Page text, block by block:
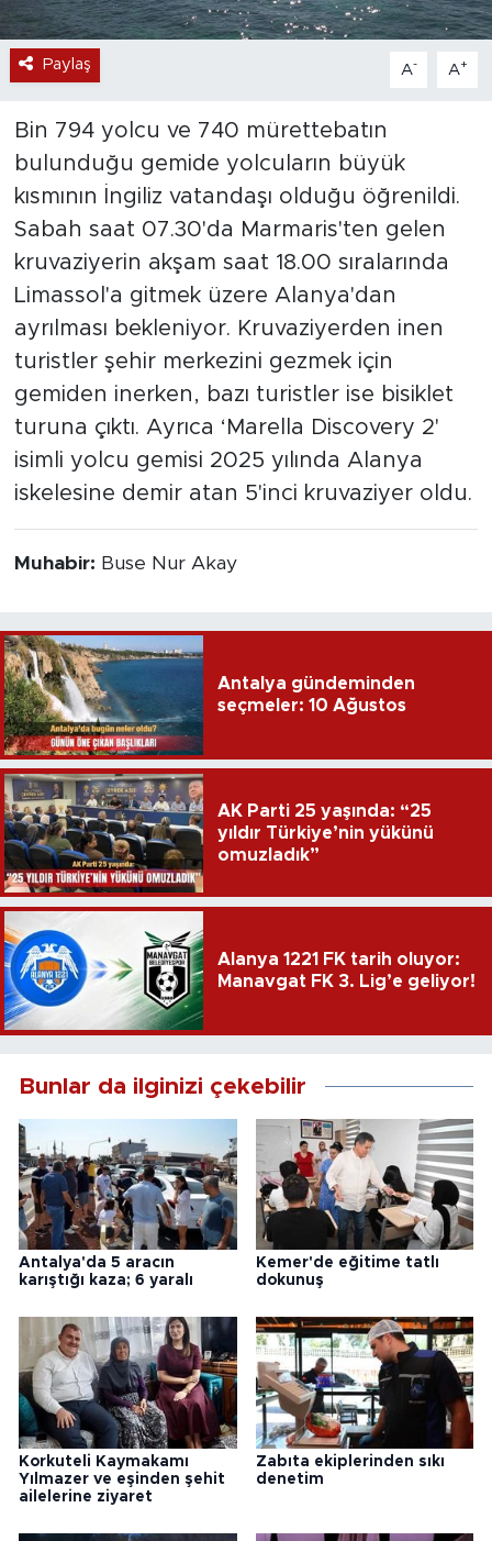
Paylaş A- A+
Bin 794 yolcu ve 740 mürettebatın
bulunduğu gemide yolcuların büyük
kısmının İngiliz vatandaşı olduğu öğrenildi.
Sabah saat 07.30'da Marmaris'ten gelen
kruvaziyerin akşam saat 18.00 sıralarında
Limassol'a gitmek üzere Alanya'dan
ayrılması bekleniyor. Kruvaziyerden inen
turistler şehir merkezini gezmek için
gemiden inerken, bazı turistler ise bisiklet
turuna çıktı. Ayrıca ‘Marella Discovery 2'
isimli yolcu gemisi 2025 yılında Alanya
iskelesine demir atan 5'inci kruvaziyer oldu.
Muhabir: Buse Nur Akay
Antalya gündeminden
seçmeler: 10 Ağustos
AK Parti 25 yaşında: “25
yıldır Türkiye’nin yükünü
omuzladık”
Alanya 1221 FK tarih oluyor:
Manavgat FK 3. Lig’e geliyor!
Bunlar da ilginizi çekebilir
Antalya'da 5 aracın
karıştığı kaza; 6 yaralı
Kemer'de eğitime tatlı
dokunuş
Korkuteli Kaymakamı
Yılmazer ve eşinden şehit
ailelerine ziyaret
Zabıta ekiplerinden sıkı
denetim